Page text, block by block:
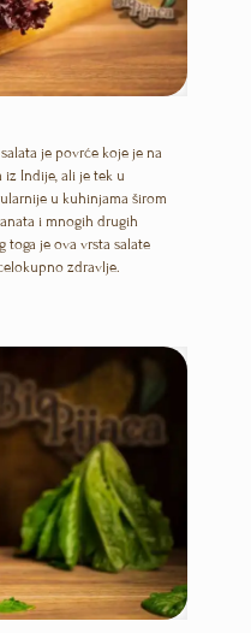
je povrće koje je na
Indije, ali je tek u
u kuhinjama širom
i mnogih drugih
je ova vrsta salate
zdravlje.